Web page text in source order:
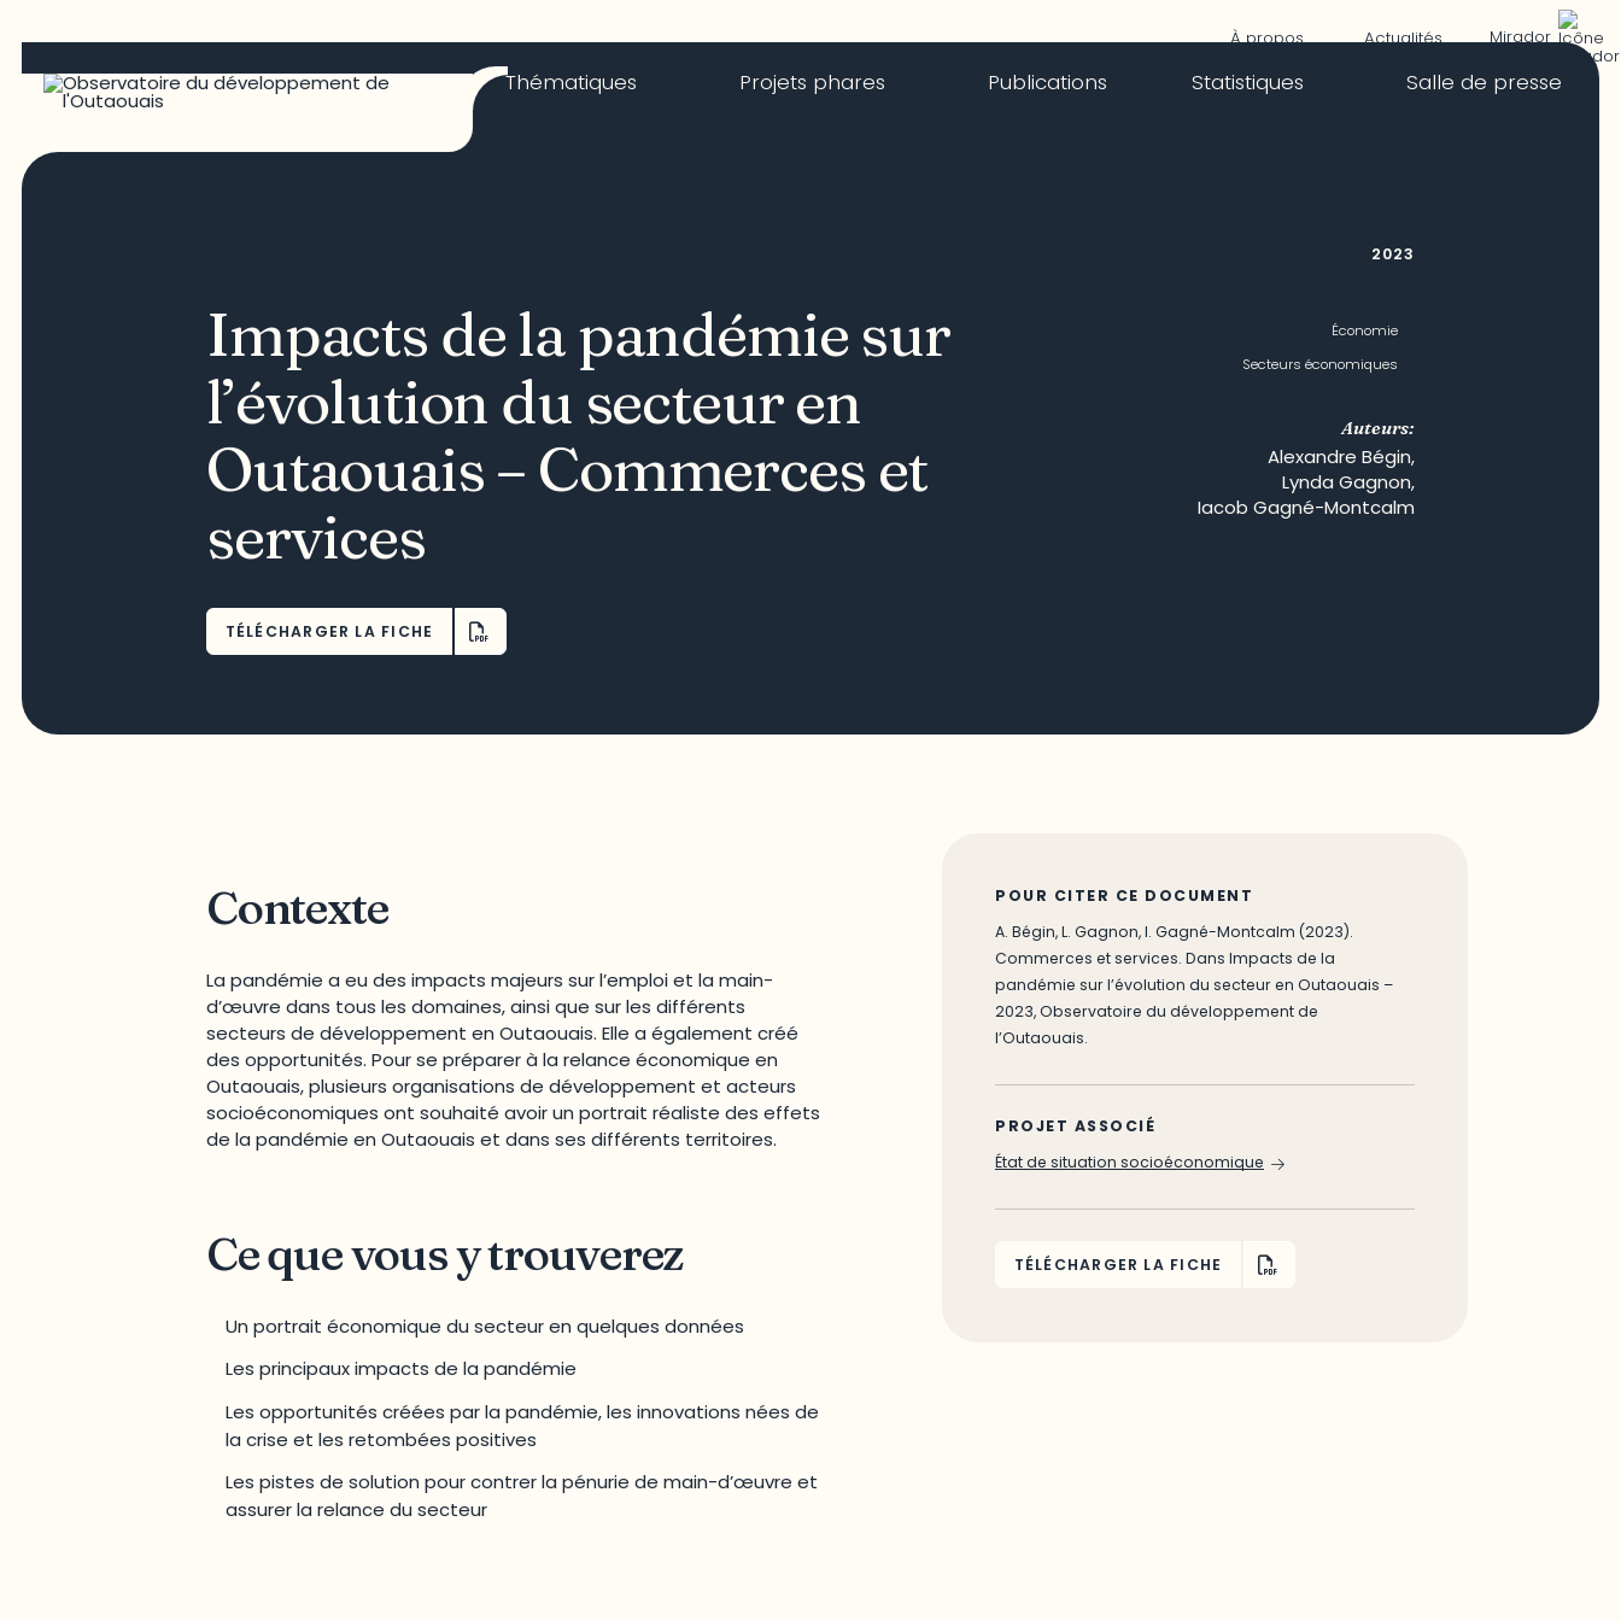
À propos Actualités Mirador
Thématiques Projets phares Publications Statistiques Salle de presse
2023
Impacts de la pandémie sur
l’évolution du secteur en
Outaouais – Commerces et
services
TÉLÉCHARGER LA FICHE
Économie
Secteurs économiques
Auteurs:
Alexandre Bégin,
Lynda Gagnon,
Iacob Gagné-Montcalm
Contexte
La pandémie a eu des impacts majeurs sur l’emploi et la main-
d’œuvre dans tous les domaines, ainsi que sur les différents
secteurs de développement en Outaouais. Elle a également créé
des opportunités. Pour se préparer à la relance économique en
Outaouais, plusieurs organisations de développement et acteurs
socioéconomiques ont souhaité avoir un portrait réaliste des effets
de la pandémie en Outaouais et dans ses différents territoires.
Ce que vous y trouverez
Un portrait économique du secteur en quelques données
Les principaux impacts de la pandémie
Les opportunités créées par la pandémie, les innovations nées de
la crise et les retombées positives
Les pistes de solution pour contrer la pénurie de main-d’œuvre et
assurer la relance du secteur
POUR CITER CE DOCUMENT
A. Bégin, L. Gagnon, I. Gagné-Montcalm (2023).
Commerces et services. Dans Impacts de la
pandémie sur l’évolution du secteur en Outaouais –
2023, Observatoire du développement de
l’Outaouais.
PROJET ASSOCIÉ
État de situation socioéconomique
TÉLÉCHARGER LA FICHE